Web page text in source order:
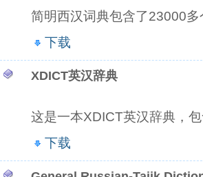
简明西汉词典包含了23000
下载
XDICT英汉辞典
这是一本XDICT英汉辞典，
下载